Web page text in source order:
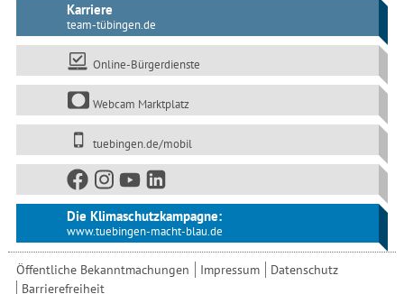
Karriere
team-tübingen.de
Online-Bürgerdienste
Webcam Marktplatz
tuebingen.de/mobil
Die Klimaschutzkampagne:
www.tuebingen-macht-blau.de
Öffentliche Bekanntmachungen Impressum
Datenschutz
Barrierefreiheit